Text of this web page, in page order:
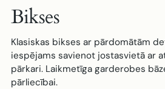
Bikses
Klasiskas bikses ar pārdomātām
iespējams savienot jostasvietā ar
pārkari. Laikmetīga garderobes
pārliecībai.